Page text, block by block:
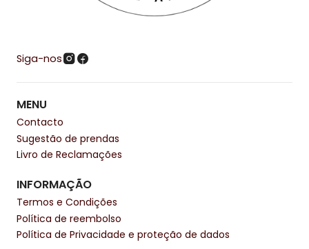
Siga-nos
MENU
Contacto
Sugestão de prendas
Livro de Reclamações
INFORMAÇÃO
Termos e Condições
Política de reembolso
Política de Privacidade e proteção de dados